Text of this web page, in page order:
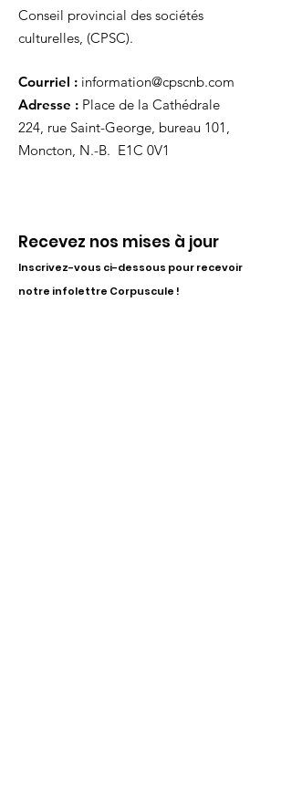
Conseil provincial des sociétés
culturelles, (CPSC).
Courriel : information@cpscnb.com
Adresse : Place de la Cathédrale
224, rue Saint-George, bureau 101,
Moncton, N.-B. E1C 0V1
Recevez nos mises à jour
Inscrivez-vous ci-dessous pour recevoir
notre infolettre Corpuscule !